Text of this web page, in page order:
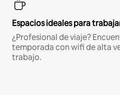
Espacios ideales para
¿Profesional de viaje?
temporada con wifi de alta
trabajo.